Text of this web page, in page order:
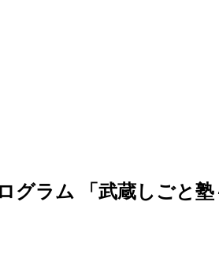
グラム 「武蔵しごと